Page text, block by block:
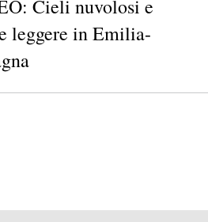
Cieli nuvolosi e
leggere in Emilia-